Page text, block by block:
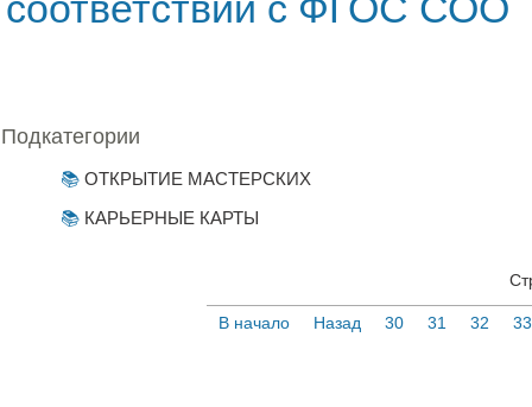
Подкатегории
ОТКРЫТИЕ МАСТЕРСКИХ
КАРЬЕРНЫЕ КАРТЫ
В начало Назад 30 31 32 33